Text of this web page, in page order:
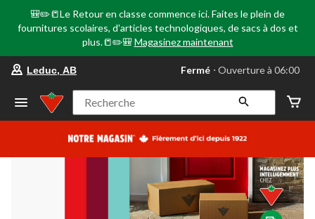
🎒✏️📒Le Retour en classe commence ici. Faites le plein de
fournitures scolaires, d'articles technologiques, de sacs à dos et
plus.📒✏️🎒 Magasinez maintenant
votre
préféré
Leduc,
AB,
courament
Ouverture
à
06:00
cliquer
pour
Leduc, AB Fermé ⋅ Ouverture à 06:00
Recherche